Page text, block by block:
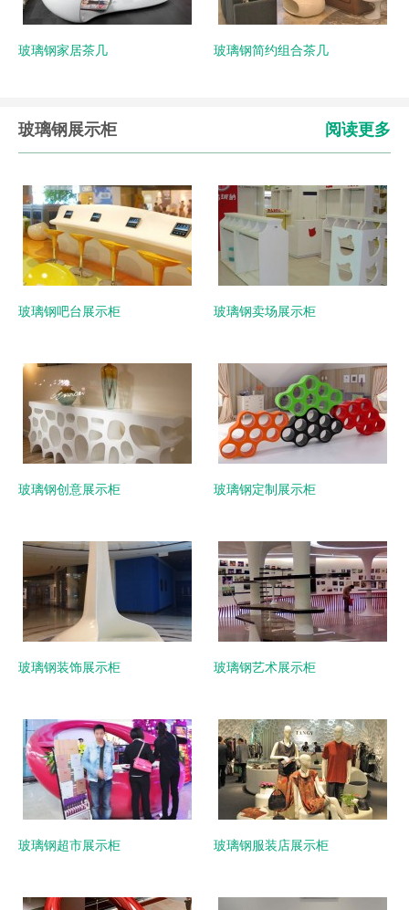
玻璃钢家居茶几 玻璃钢简约组合茶几
玻璃钢展示柜 阅读更多
玻璃钢吧台展示柜 玻璃钢卖场展示柜
玻璃钢创意展示柜 玻璃钢定制展示柜
玻璃钢装饰展示柜 玻璃钢艺术展示柜
玻璃钢超市展示柜 玻璃钢服装店展示柜